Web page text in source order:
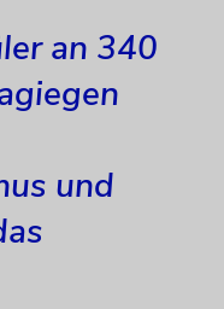
an 340
und